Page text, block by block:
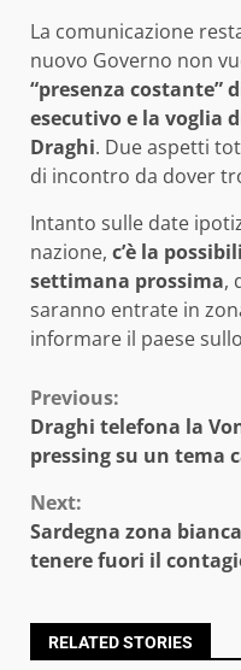
La comunicazione
nuovo Governo non
“presenza costante”
esecutivo e la voglia
Draghi. Due aspetti
di incontro da dover
Intanto sulle date
nazione, c’è la
settimana prossima,
saranno entrate in
informare il paese
Continue
Reading
Previous:
Draghi telefona la
pressing su un tema
Next:
Sardegna zona
tenere fuori il
RELATED STORIES